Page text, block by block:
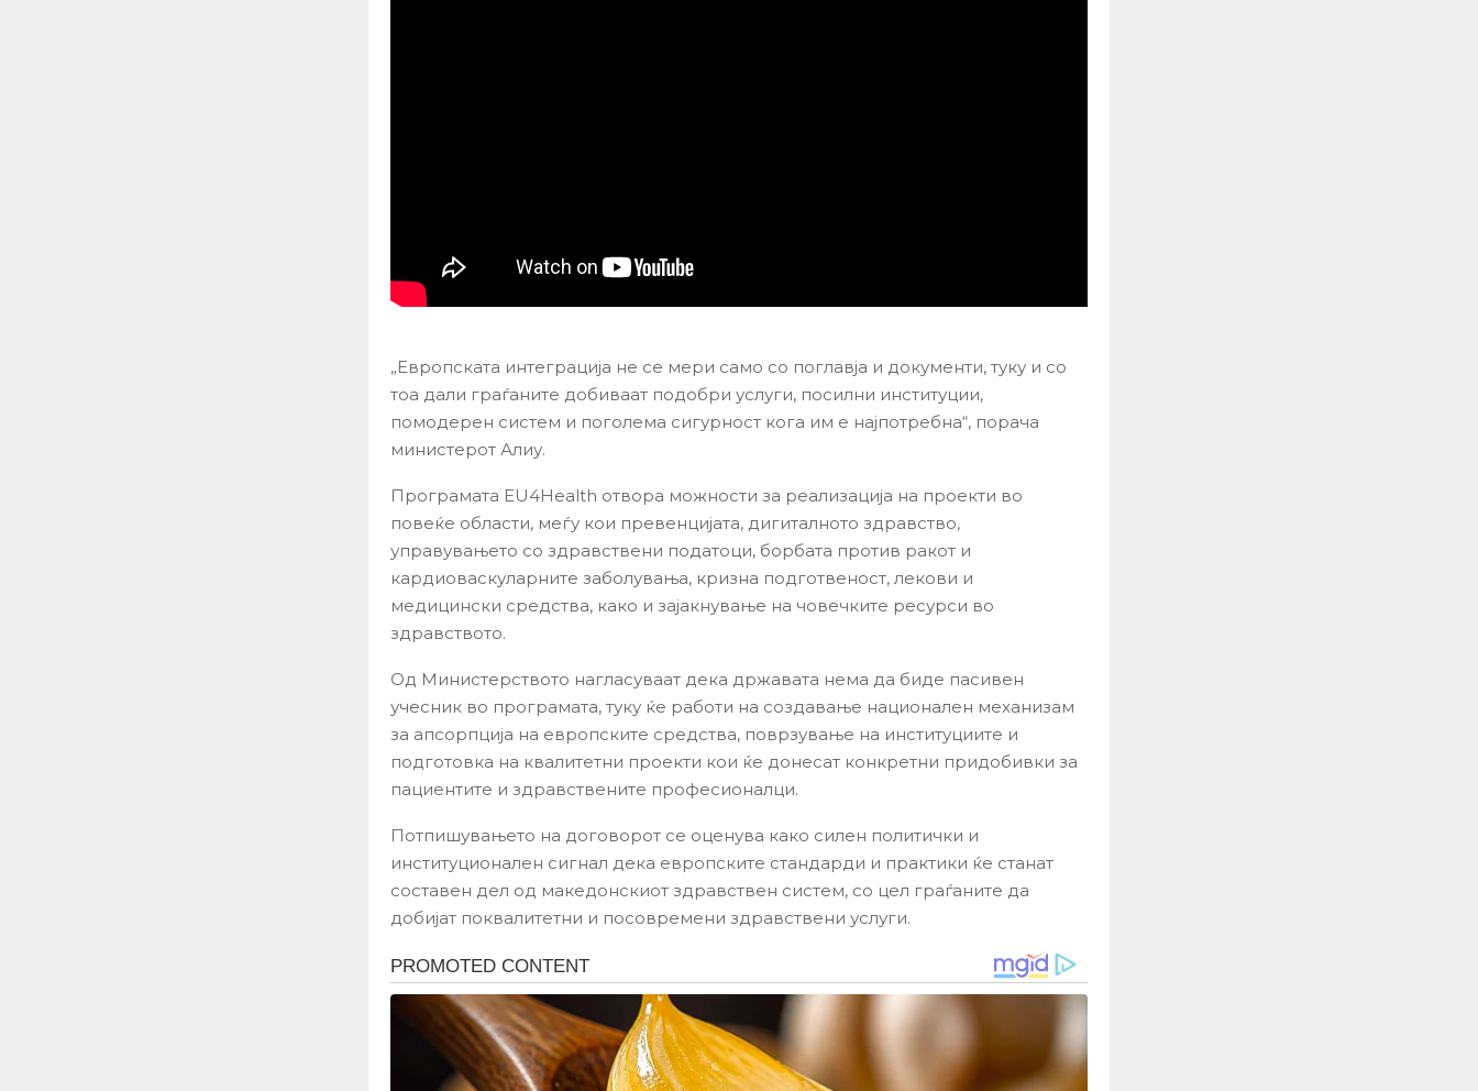
„Европската интеграција не се мери само со поглавја и документи, туку и со
тоа дали граѓаните добиваат подобри услуги, посилни институции,
помодерен систем и поголема сигурност кога им е најпотребна“, порача
министерот Алиу.
Програмата EU4Health отвора можности за реализација на проекти во
повеќе области, меѓу кои превенцијата, дигиталното здравство,
управувањето со здравствени податоци, борбата против ракот и
кардиоваскуларните заболувања, кризна подготвеност, лекови и
медицински средства, како и зајакнување на човечките ресурси во
здравството.
Од Министерството нагласуваат дека државата нема да биде пасивен
учесник во програмата, туку ќе работи на создавање национален механизам
за апсорпција на европските средства, поврзување на институциите и
подготовка на квалитетни проекти кои ќе донесат конкретни придобивки за
пациентите и здравствените професионалци.
Потпишувањето на договорот се оценува како силен политички и
институционален сигнал дека европските стандарди и практики ќе станат
составен дел од македонскиот здравствен систем, со цел граѓаните да
добијат поквалитетни и посовремени здравствени услуги.